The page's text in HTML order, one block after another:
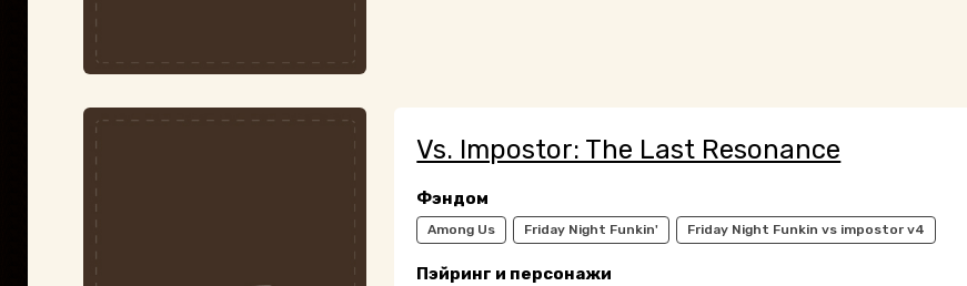
Vs. Impostor: The Last Resonance
Фэндом
Among Us Friday Night Funkin' Friday Night Funkin vs impostor v4
Пэйринг и персонажи